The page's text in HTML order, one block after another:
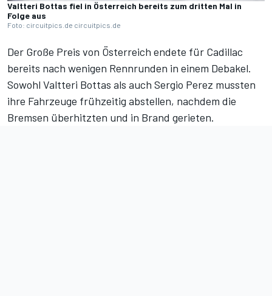
Valtteri Bottas fiel in Österreich bereits zum dritten Mal in
Folge aus
Foto: circuitpics.de circuitpics.de
Der Große Preis von Österreich endete für Cadillac
bereits nach wenigen Rennrunden in einem Debakel.
Sowohl Valtteri Bottas als auch Sergio Perez mussten
ihre Fahrzeuge frühzeitig abstellen, nachdem die
Bremsen überhitzten und in Brand gerieten.